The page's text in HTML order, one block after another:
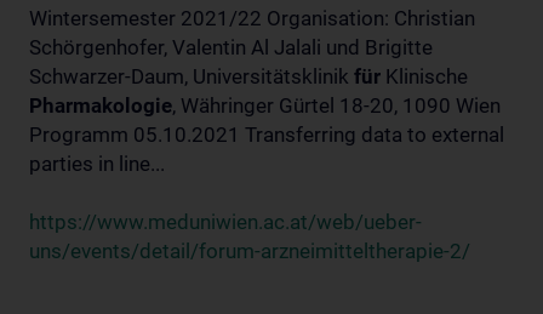
Wintersemester 2021/22 Organisation: Christian
Schörgenhofer, Valentin Al Jalali und Brigitte
Schwarzer-Daum, Universitätsklinik für Klinische
Pharmakologie, Währinger Gürtel 18-20, 1090 Wien
Programm 05.10.2021 Transferring data to external
parties in line...
https://www.meduniwien.ac.at/web/ueber-
uns/events/detail/forum-arzneimitteltherapie-2/